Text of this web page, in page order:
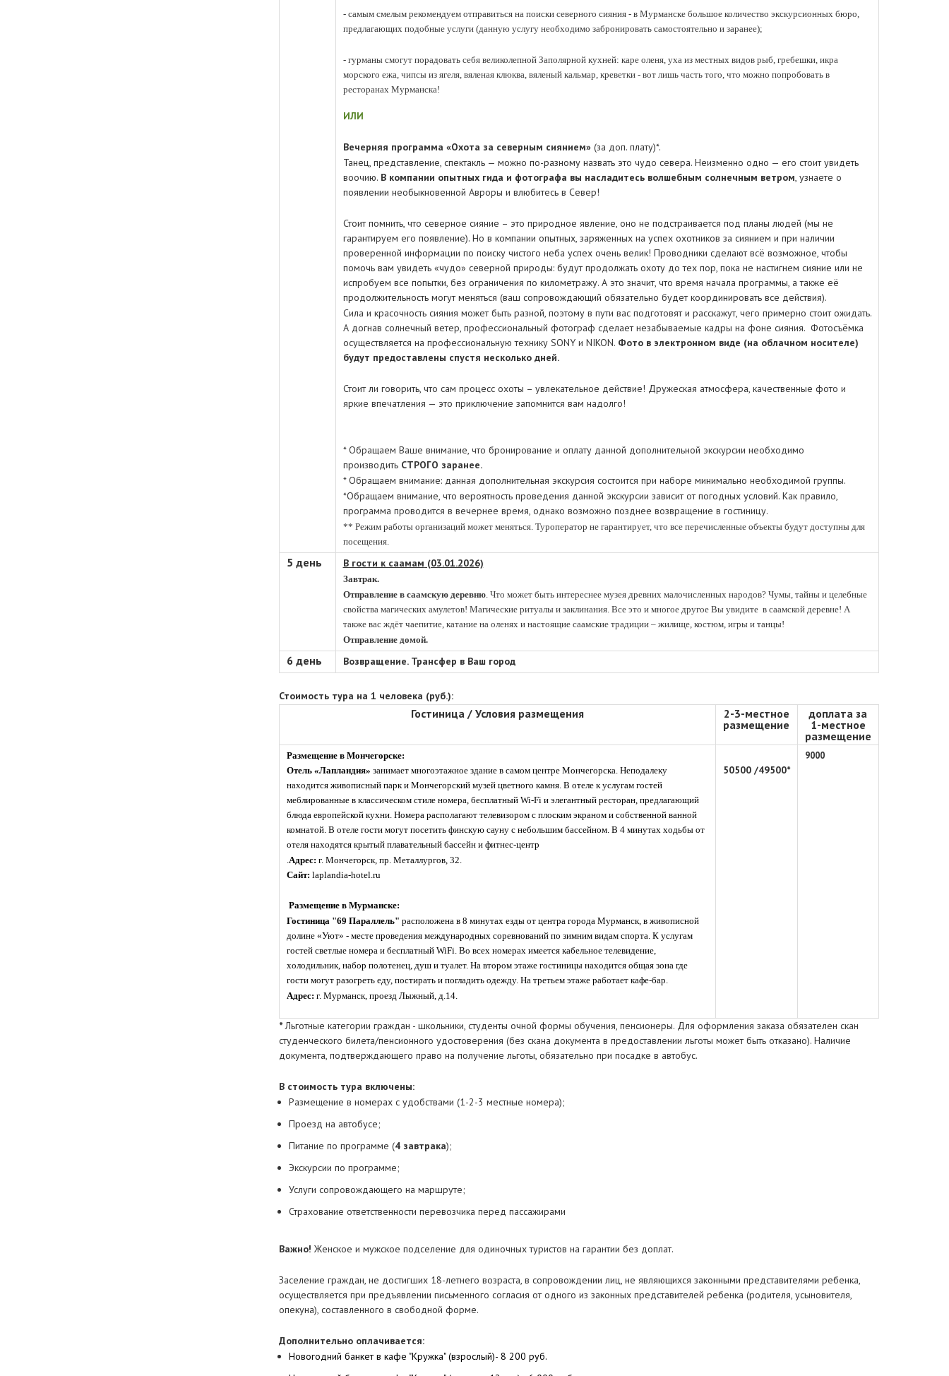
- самым смелым рекомендуем отправиться на поиски северного сияния - в Мурманске большое количество экскурсионных бюро,
предлагающих подобные услуги (данную услугу необходимо забронировать самостоятельно и заранее);
- гурманы смогут порадовать себя великолепной Заполярной кухней: каре оленя, уха из местных видов рыб, гребешки, икра
морского ежа, чипсы из ягеля, вяленая клюква, вяленый кальмар, креветки - вот лишь часть того, что можно попробовать в
ресторанах Мурманска!
ИЛИ
Вечерняя программа «Охота за северным сиянием»(за доп. плату)*.
Танец, представление, спектакль — можно по-разному назвать это чудо севера. Неизменно одно — его стоит увидеть
воочию. В компании опытных гида и фотографа вы насладитесь волшебным солнечным ветром, узнаете о
появлении необыкновенной Авроры и влюбитесь в Север!
Стоит помнить, что северное сияние – это природное явление, оно не подстраивается под планы людей (мы не
гарантируем его появление). Но в компании опытных, заряженных на успех охотников за сиянием и при наличии
проверенной информации по поиску чистого неба успех очень велик! Проводники сделают всё возможное, чтобы
помочь вам увидеть «чудо» северной природы: будут продолжать охоту до тех пор, пока не настигнем сияние или не
испробуем все попытки, без ограничения по километражу. А это значит, что время начала программы, а также её
продолжительность могут меняться (ваш сопровождающий обязательно будет координировать все действия).
Сила и красочность сияния может быть разной, поэтому в пути вас подготовят и расскажут, чего примерно стоит ожидать.
А догнав солнечный ветер, профессиональный фотограф сделает незабываемые кадры на фоне сияния. Фотосъёмка
осуществляется на профессиональную технику SONY и NIKON. Фото в электронном виде (на облачном носителе)
будут предоставлены спустя несколько дней.
Стоит ли говорить, что сам процесс охоты – увлекательное действие! Дружеская атмосфера, качественные фото и
яркие впечатления — это приключение запомнится вам надолго!
* Обращаем Ваше внимание, что бронирование и оплату данной дополнительной экскурсии необходимо
производить СТРОГО заранее.
* Обращаем внимание: данная дополнительная экскурсия состоится при наборе минимально необходимой группы.
*Обращаем внимание, что вероятность проведения данной экскурсии зависит от погодных условий. Как правило,
программа проводится в вечернее время, однако возможно позднее возвращение в гостиницу.
** Режим работы организаций может меняться. Туроператор не гарантирует, что все перечисленные объекты будут доступны для
посещения.
5 день В гости к саамам (03.01.2026)
Завтрак..
Отправлениев саамскую деревню.. Что может быть интереснее музея древних малочисленных народов? Чумы, тайны и целебные
свойства магических амулетов! Магические ритуалы и заклинания. Все это и многое другое Вы увидите в саамской деревне! А
также вас ждёт чаепитие, катание на оленях и настоящие саамские традиции – жилище, костюм, игры и танцы!
Отправление домой.
6 день
Возвращение. Трансфер в Ваш город
Стоимость тура на 1 человека (руб.):
Гостиница / Условия размещения
2-3-местное
размещение
доплата за
1-местное
размещение
Размещение в Мончегорске:
Отель «Лапландия» занимает многоэтажное здание в самом центре Мончегорска. Неподалеку
находится живописный парк и Мончегорский музей цветного камня. В отеле к услугам гостей
меблированные в классическом стиле номера, бесплатный Wi-Fi и элегантный ресторан, предлагающий
блюда европейской кухни. Номера располагают телевизором с плоским экраном и собственной ванной
комнатой. В отеле гости могут посетить финскую сауну с небольшим бассейном. В 4 минутах ходьбы от
отеля находятся крытый плавательный бассейн и фитнес-центр
.Адрес: г. Мончегорск, пр. Металлургов, 32.
Сайт: laplandia-hotel.ru
Размещение в Мурманске:
Гостиница "69 Параллель" расположена в 8 минутах езды от центра города Мурманск,в живописной
долине «Уют» - месте проведения международных соревнований по зимним видам спорта. К услугам
гостей светлые номера и бесплатный WiFi. Во всех номерах имеется кабельное телевидение,
холодильник, набор полотенец, душ и туалет. На втором этаже гостиницы находится общая зона где
гости могут разогреть еду, постирать и погладить одежду. На третьем этаже работает кафе-бар.
Адрес: г. Мурманск, проезд Лыжный, д.14.
50500/49500*
9000
* Льготные категории граждан - школьники, cтуденты очной формы обучения, пенсионеры. Для оформления заказа обязателен скан
студенческого билета/пенсионного удостоверения (без скана документа в предоставлении льготы может быть отказано). Наличие
документа, подтверждающего право на получение льготы, обязательно при посадке в автобус.
Встоимость тура включены:
Размещение в номерах с удобствами (1-2-3 местные номера);
Проезд на автобусе;
Питание по программе (4 завтрака);
Экскурсии по программе;
Услуги сопровождающего на маршруте;
Страхование ответственности перевозчика перед пассажирами
Важно! Женское и мужское подселение для одиночных туристов на гарантии без доплат.
Заселение граждан, не достигших 18-летнего возраста, в сопровождении лиц, не являющихся законными представителями ребенка,
осуществляется при предъявлении письменного согласия от одного из законных представителей ребенка (родителя, усыновителя,
опекуна), составленного в свободной форме.
Дополнительно оплачивается:
Новогодний банкет в кафе "Кружка" (взрослый)- 8 200 руб.